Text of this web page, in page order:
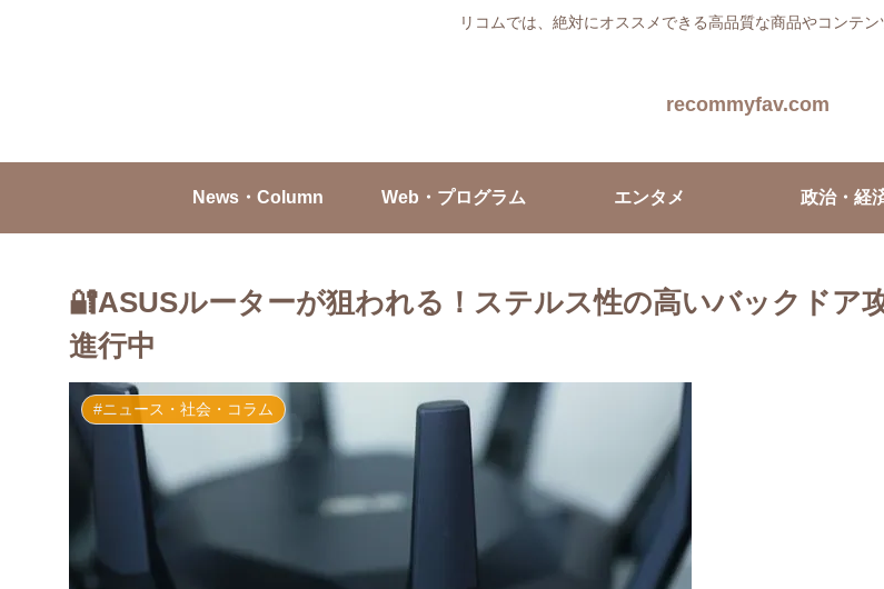
リコムでは、絶対にオススメできる高品質な商品やコンテン
recommyfav.com
News・Column Web・プログラム エンタメ 政治・経
🔐ASUSルーターが狙われる！ステルス性の高いバックドア
進行中
#ニュース・社会・コラム